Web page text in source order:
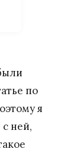
по
я
ней,